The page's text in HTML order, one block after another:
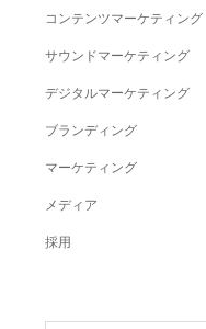
コンテンツマーケティング
サウンドマーケティング
デジタルマーケティング
ブランディング
マーケティング
メディア
採用